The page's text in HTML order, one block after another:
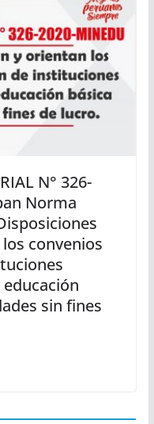
N° 326-
Norma
convenios
sin fines